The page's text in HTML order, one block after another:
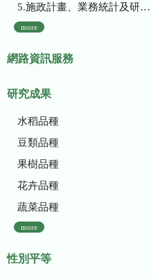
5.施政計畫、業務統計及研究報告
more
網路資訊服務
研究成果
水稻品種
豆類品種
果樹品種
花卉品種
蔬菜品種
more
性別平等